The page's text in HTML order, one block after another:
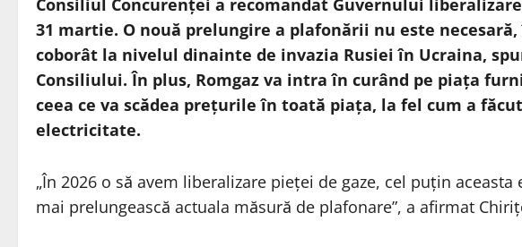
Consiliul Concurenței a recomandat Guvernului
31 martie. O nouă prelungire a plafonării nu este
coborât la nivelul dinainte de invazia Rusiei în Ucraina,
Consiliului. În plus, Romgaz va intra în curând pe piața
ceea ce va scădea prețurile în toată piața, la fel cum a
electricitate.
„În 2026 o să avem liberalizare pieței de gaze, cel puțin
mai prelungească actuala măsură de plafonare”, a afirmat